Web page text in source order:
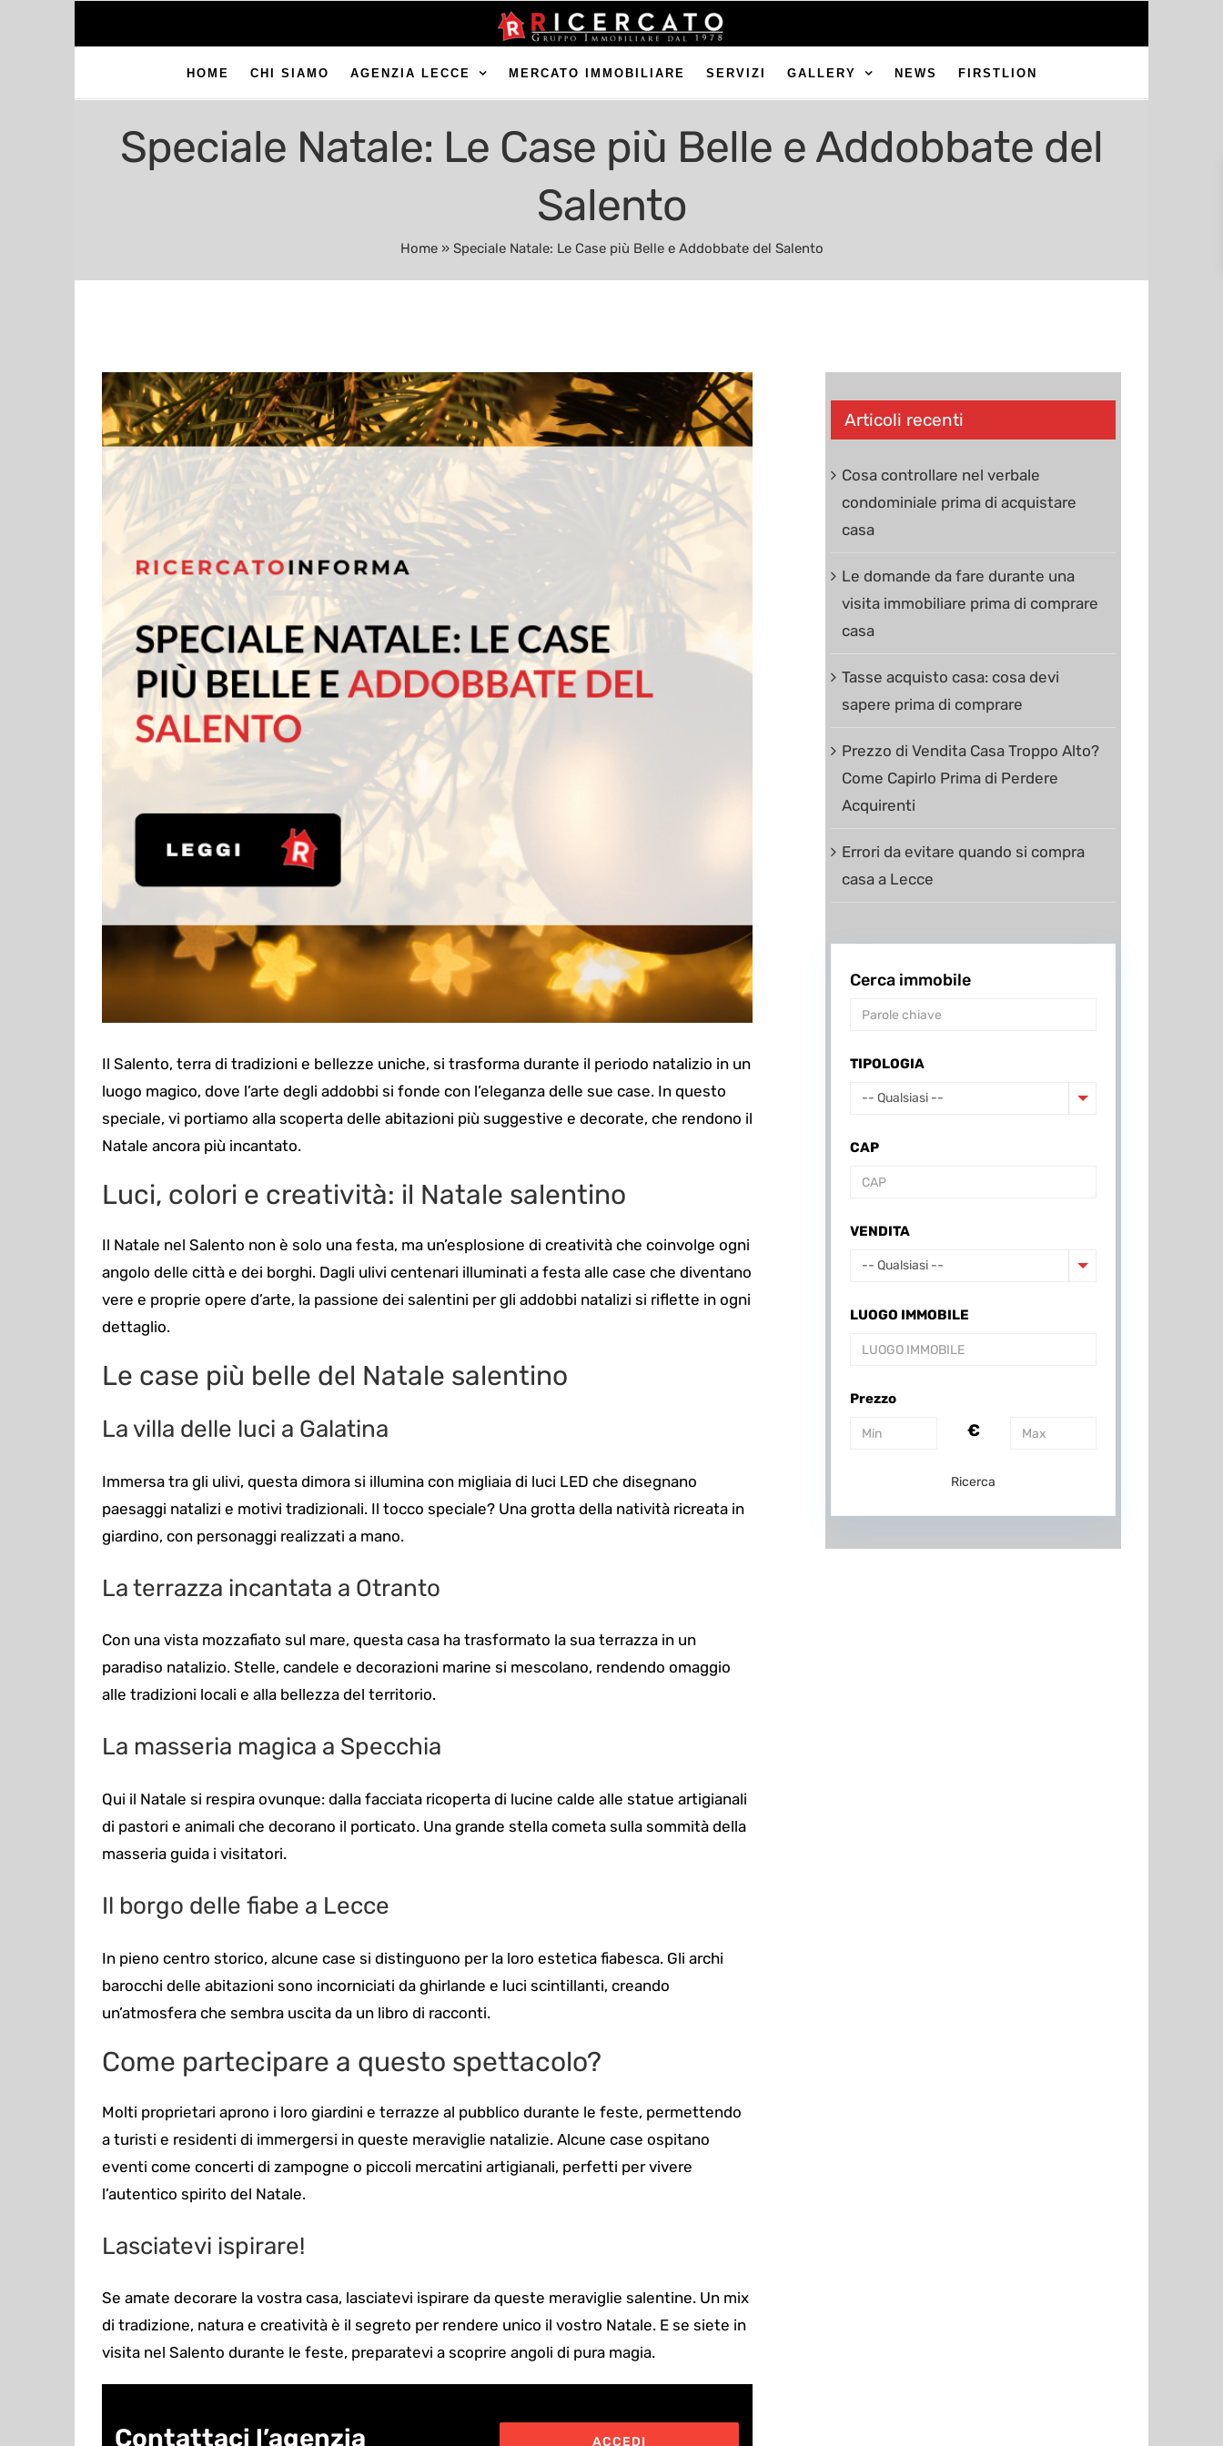
HOME CHI SIAMO AGENZIA LECCE MERCATO IMMOBILIARE SERVIZI GALLERY NEWS FIRSTLION
Speciale Natale: Le Case più Belle e Addobbate del
Salento
Home» Speciale Natale: Le Case più Belle e Addobbate del Salento
Il Salento, terra di tradizioni e bellezze uniche, si trasforma durante il periodo natalizio in un
luogo magico, dove l’arte degli addobbi si fonde con l’eleganza delle sue case. In questo
speciale, vi portiamo alla scoperta delle abitazioni più suggestive e decorate, che rendono il
Natale ancora più incantato.
Luci, colori e creatività: il Natale salentino
Il Natale nel Salento non è solo una festa, ma un’esplosione di creatività che coinvolge ogni
angolo delle città e dei borghi. Dagli ulivi centenari illuminati a festa alle case che diventano
vere e proprie opere d’arte, la passione dei salentini per gli addobbi natalizi si riflette in ogni
dettaglio.
Le case più belle del Natale salentino
La villa delle luci a Galatina
Immersa tra gli ulivi, questa dimora si illumina con migliaia di luci LED che disegnano
paesaggi natalizi e motivi tradizionali. Il tocco speciale? Una grotta della natività ricreata in
giardino, con personaggi realizzati a mano.
La terrazza incantata a Otranto
Con una vista mozzafiato sul mare, questa casa ha trasformato la sua terrazza in un
paradiso natalizio. Stelle, candele e decorazioni marine si mescolano, rendendo omaggio
alle tradizioni locali e alla bellezza del territorio.
La masseria magica a Specchia
Qui il Natale si respira ovunque: dalla facciata ricoperta di lucine calde alle statue artigianali
di pastori e animali che decorano il porticato. Una grande stella cometa sulla sommità della
masseria guida i visitatori.
Il borgo delle fiabe a Lecce
In pieno centro storico, alcune case si distinguono per la loro estetica fiabesca. Gli archi
barocchi delle abitazioni sono incorniciati da ghirlande e luci scintillanti, creando
un’atmosfera che sembra uscita da un libro di racconti.
Come partecipare a questo spettacolo?
Molti proprietari aprono i loro giardini e terrazze al pubblico durante le feste, permettendo
a turisti e residenti di immergersi in queste meraviglie natalizie. Alcune case ospitano
eventi come concerti di zampogne o piccoli mercatini artigianali, perfetti per vivere
l’autentico spirito del Natale.
Lasciatevi ispirare!
Se amate decorare la vostra casa, lasciatevi ispirare da queste meraviglie salentine. Un mix
di tradizione, natura e creatività è il segreto per rendere unico il vostro Natale. E se siete in
visita nel Salento durante le feste, preparatevi a scoprire angoli di pura magia.
Contattaci l’agenzia ACCEDI
Articoli recenti
Cosa controllare nel verbale
condominiale prima di acquistare
casa
Le domande da fare durante una
visita immobiliare prima di comprare
casa
Tasse acquisto casa: cosa devi
sapere prima di comprare
Prezzo di Vendita Casa Troppo Alto?
Come Capirlo Prima di Perdere
Acquirenti
Errori da evitare quando si compra
casa a Lecce
Cerca immobile
TIPOLOGIA
-- Qualsiasi --
CAP
VENDITA
-- Qualsiasi --
LUOGO IMMOBILE
Prezzo
€
Ricerca